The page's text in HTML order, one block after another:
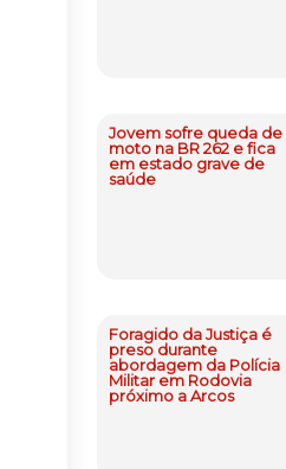
Jovem sofre queda de
moto na BR 262 e fica
em estado grave de
saúde
Foragido da Justiça é
preso durante
abordagem da Polícia
Militar em Rodovia
próximo a Arcos